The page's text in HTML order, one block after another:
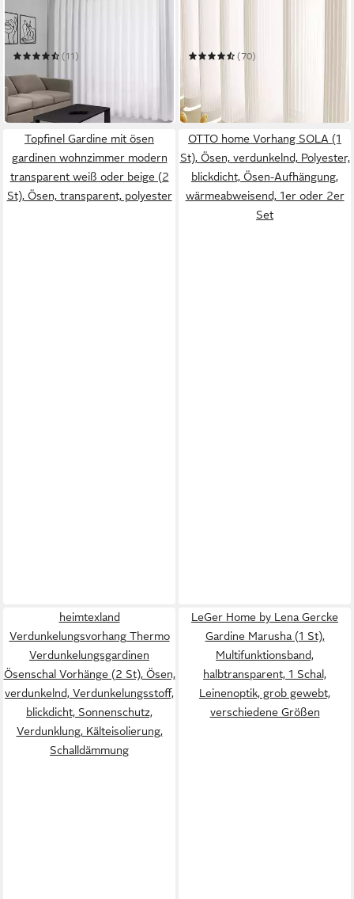
Gardine Voile Weiß mit
Falten
Mehrere Größen
(11)
-20%
in 9-11 Werktagen bei dir
(70)
in 3-4 Werktagen bei dir
Topfinel Gardine mit ösen
gardinen wohnzimmer modern
transparent weiß oder beige (2
St), Ösen, transparent, polyester
OTTO home Vorhang SOLA (1
St), Ösen, verdunkelnd, Polyester,
blickdicht, Ösen-Aufhängung,
wärmeabweisend, 1er oder 2er
Set
heimtexland
Verdunkelungsvorhang Thermo
Verdunkelungsgardinen
Ösenschal Vorhänge (2 St), Ösen,
verdunkelnd, Verdunkelungsstoff,
blickdicht, Sonnenschutz,
Verdunklung, Kälteisolierung,
Schalldämmung
LeGer Home by Lena Gercke
Gardine Marusha (1 St),
Multifunktionsband,
halbtransparent, 1 Schal,
Leinenoptik, grob gewebt,
verschiedene Größen